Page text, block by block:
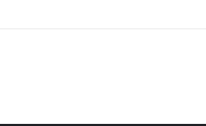
internet